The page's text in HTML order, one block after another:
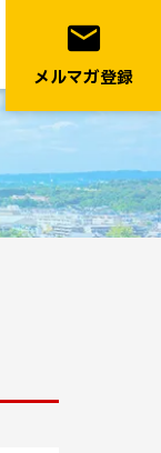
email
メルマガ登録